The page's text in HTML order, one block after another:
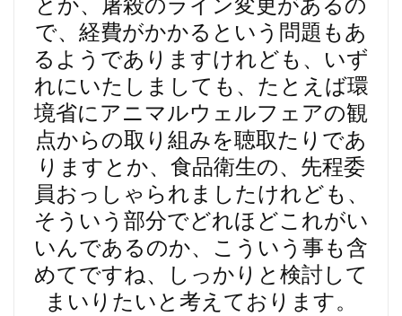
とか、屠殺のライン変更があるの
で、経費がかかるという問題もあ
るようでありますけれども、いず
れにいたしましても、たとえば環
境省にアニマルウェルフェアの観
点からの取り組みを聴取たりであ
りますとか、食品衛生の、先程委
員おっしゃられましたけれども、
そういう部分でどれほどこれがい
いんであるのか、こういう事も含
めてですね、しっかりと検討して
まいりたいと考えております。